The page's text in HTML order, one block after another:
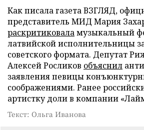
Как писала газета ВЗГЛЯД,
представитель МИД Мария
раскритиковаламузыкальный
латвийской исполнительницы
советского формата. Депутат
Алексей Росликов объяснил
заявления певицы
соображениями. Ранее
артистку доли в компании
Текст: Ольга Иванова